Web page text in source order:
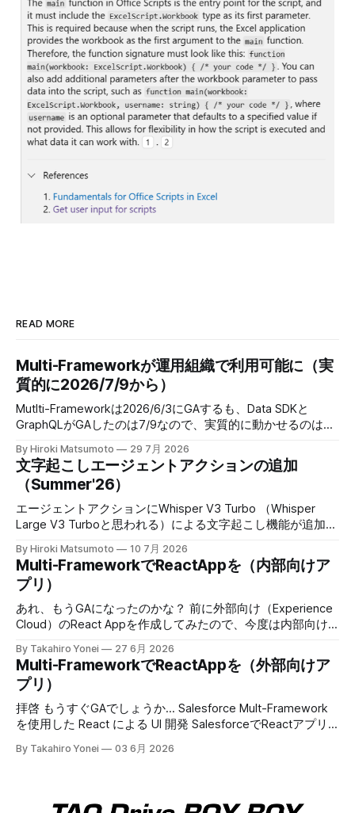
READ MORE
Multi-Frameworkが運用組織で利用可能に（実
質的に2026/7/9から）
Mutlti-Frameworkは2026/6/3にGAするも、Data SDKと
GraphQLがGAしたのは7/9なので、実質的に動かせるのは、
available starting June 3, 2026. Develop React Apps with
Salesforce Multi-Framework (Generally Available)
When: This feature is generally available starting July 9,
2026. Get Record Data in Your React Apps with Data SDK
and
By Hiroki Matsumoto 29 7月 2026
文字起こしエージェントアクションの追加
（Summer'26）
エージェントアクションにWhisper V3 Turbo （Whisper
Large V3 Turboと思われる）による文字起こし機能が追加。
5MB未満 * 話者識別やタイムスタンプはない。 電話音声だ
と帯域狭いから、適切な前処理すれば50分ぐらいいけるか
も。MP3 64Kbpsだと10分ほどの計算になる。 Choose a
Transcription Model for the Speech to Text Agent Action
Use the Transcription Model parameter on the Speech to
Text action to control which model converts audio to text.
Choose the model
By Hiroki Matsumoto 10 7月 2026
Multi-FrameworkでReactAppを（内部向けア
プリ）
あれ、もうGAになったのかな？ 前に外部向け（Experience
Cloud）のReact Appを作成してみたので、今度は内部向け
のか試してみよう。 内部向けのsfdxプロジェクトを作成 今
回は --template に reactinternalapp を指定する $ sf
template generate project --name wkInReactApp --
template reactinternalapp npmパッケージのインストール＆
ビルド READMEにある通りに、作成したプロジェクトのルー
トディレクトリで、以下を実行する $ npm install $ npm run
sf-project-setup > @salesforce/ui-bundle-template-base-
By Takahiro Yonei 27 6月 2026
Multi-FrameworkでReactAppを（外部向けア
プリ）
拝啓 もうすぐGAでしょうか... Salesforce Mult-Framework
を使用した React による UI 開発 SalesforceでReactアプリ
してみます。 以下、ご参考 GitHub -
collection of easy-to-digest code examples for React on
By Takahiro Yonei 03 6月 2026